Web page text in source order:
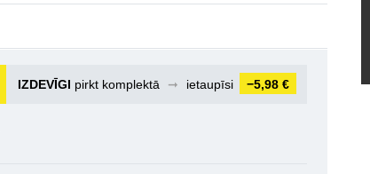
IZDEVĪGI pirkt komplektā ➞ ietaupīsi −5,98 €